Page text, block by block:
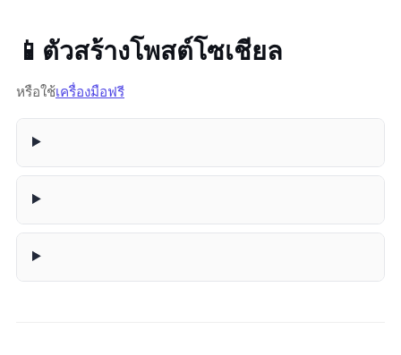
📱 ตัวสร้างโพสต์โซเชียล
หรือใช้เครื่องมือฟรี